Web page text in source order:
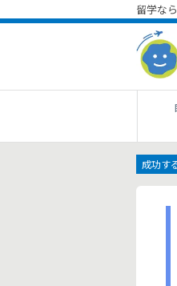
留学な
成功す